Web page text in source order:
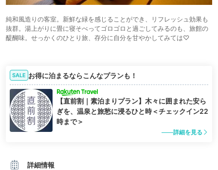
純和風造りの客室。新鮮な緑を感じることができ、リフレッシュ効果も
抜群。湯上がりに畳に寝そべってゴロゴロと過ごしてみるのも、旅館の
醍醐味。せっかくのひとり旅、存分に自分を甘やかしてみては♡
SALE お得に泊まるならこんなプランも！
【直前割｜素泊まりプラン】木々に囲まれた安ら
ぎを、温泉と旅愁に浸るひと時＜チェックイン22
時まで＞
詳細を見る
詳細情報